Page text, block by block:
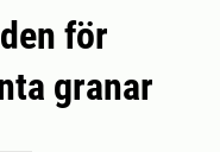
för
granar